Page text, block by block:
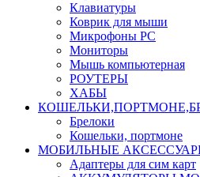
Клавиатуры
Коврик для мыши
Микрофоны PC
Мониторы
Мышь компьютерная
РОУТЕРЫ
ХАБЫ
Брелоки
Кошельки, портмоне
МОБИЛЬНЫЕ
Адаптеры для сим карт